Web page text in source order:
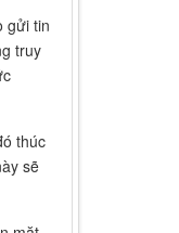
gửi tin
truy
thúc
sẽ